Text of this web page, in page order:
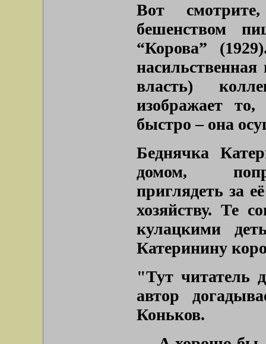
Вот
бешенством
“Корова”
власть)
изображает
быстро – она
Беднячка
домом,
приглядеть за
хозяйству. Те
кулацкими
Катеринину
"Тут читатель
автор
Коньков.